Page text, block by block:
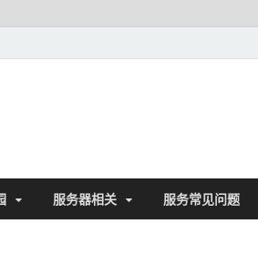
服务器相关 服务常见问题